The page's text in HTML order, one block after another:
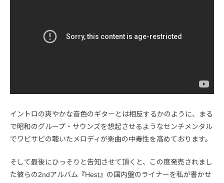
イントロの爽やかな音色のギターとは相反するかのように、まる
で昭和のグループ・サウンズを想起させるようなセンチメンタル
でワビサビの聴いたメロディが楽曲の中毒性を高めております。
そして最後にひっそりと告知させて頂くと、この度発売されまし
た彼らの2ndアルバム『Hest』の国内盤のライナーを私が書かせ